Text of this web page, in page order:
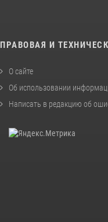
ПРАВОВАЯ И
О сайте
Об использовании
Написать в редакцию об